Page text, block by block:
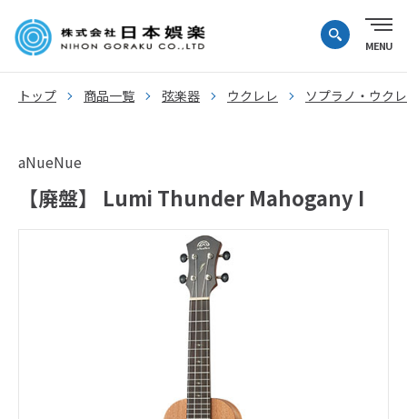
トップ 商品一覧 弦楽器 ウクレレ ソプラノ・ウク
aNueNue
【廃盤】 Lumi Thunder Mahogany I